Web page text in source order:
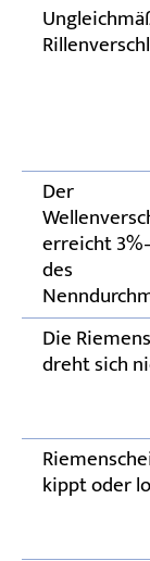
Der
erreicht
des
Die
dreht sich
kippt oder